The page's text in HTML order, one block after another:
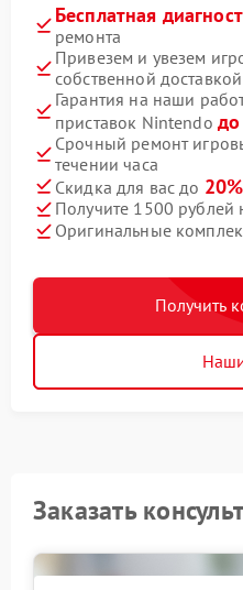
Бесплатная
ремонта
Привезем и увезем
собственной доставкой
Гарантия на наши
приставок Nintendo
Срочный ремонт
течении часа
Скидка для вас до 20%
Получите 1500 рублей
Оригинальные
Получить
Заказать